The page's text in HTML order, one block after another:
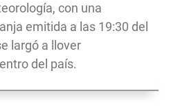
con una
emitida a las 19:30 del
largó a llover
del país.